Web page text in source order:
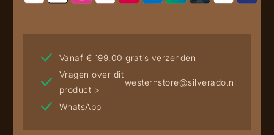
Vanaf € 199,00 gratis verzenden
Vragen over dit
product >
westernstore@silverado.nl
WhatsApp